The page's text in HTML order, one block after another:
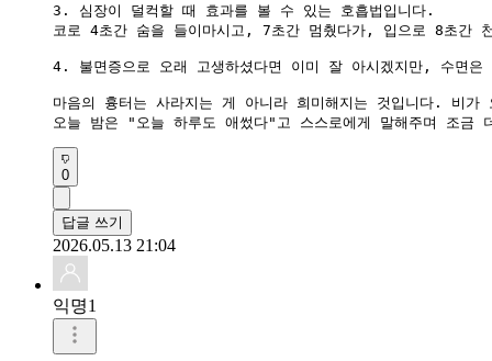
3. 심장이 덜컥할 때 효과를 볼 수 있는 호흡법입니다.
코로 4초간 숨을 들이마시고, 7초간 멈췄다가, 입으로 8초간
4. 불면증으로 오래 고생하셨다면 이미 잘 아시겠지만, 수면
마음의 흉터는 사라지는 게 아니라 희미해지는 것입니다. 비
오늘 밤은 "오늘 하루도 애썼다"고 스스로에게 말해주며 조
0
답글 쓰기
2026.05.13 21:04
익명1